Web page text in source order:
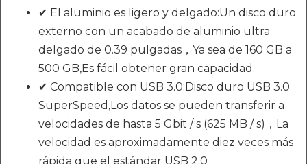
✔ El aluminio es ligero y delgado:Un disco duro
externo con un acabado de aluminio ultra
delgado de 0.39 pulgadas，Ya sea de 160 GB a
500 GB,Es fácil obtener gran capacidad.
✔ Compatible con USB 3.0:Disco duro USB 3.0
SuperSpeed,Los datos se pueden transferir a
velocidades de hasta 5 Gbit / s (625 MB / s)，La
velocidad es aproximadamente diez veces más
rápida que el estándar USB 2.0